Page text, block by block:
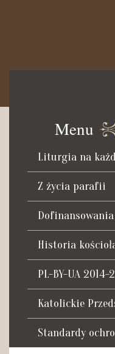
Czynna od poniedziałku
św.
Telefon
Zwiedzanie
Roman
Parafia
i św.
07-
e-mail:rkosk@op.pl;
59 9236
Menu
Liturgia na
Z życia parafii
Historia
PL-BY-UA 2014-
Katolickie
Standardy